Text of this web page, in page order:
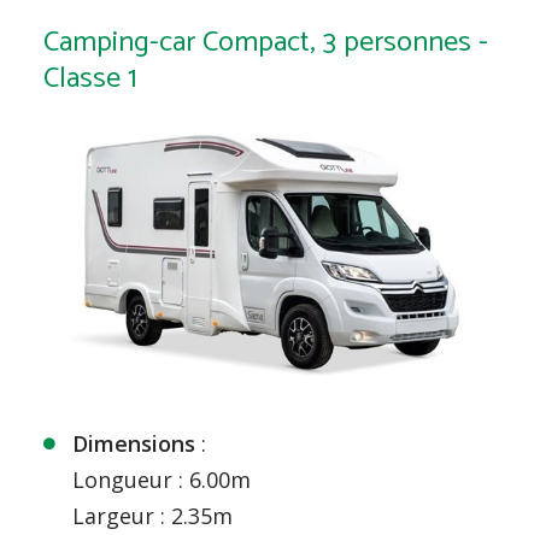
Camping-car Compact, 3 personnes -
Classe 1
Dimensions :
Longueur : 6.00m
Largeur : 2.35m